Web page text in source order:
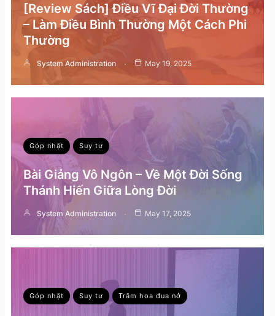
[Review Sách] Điều Vĩ Đại Đời Thường
– Làm Điều Bình Thường Một Cách Phi
Thường
System Administration May 19, 2025
Góp nhặt Suy tư
Bài Giảng Vô Ngôn – Về Một Đời Sống
Thánh Hiến Giữa Lòng Đời
System Administration May 17, 2025
Góp nhặt Suy tư Trăm hoa đua nở